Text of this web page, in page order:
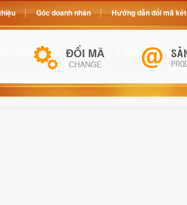
Góc doanh nhân Hướng dẫn đổi mã két